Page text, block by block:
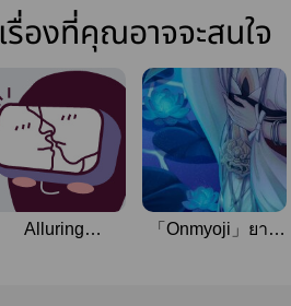
เรื่องที่คุณอาจจะสนใจ
Alluring
「Onmyoji」ยาม